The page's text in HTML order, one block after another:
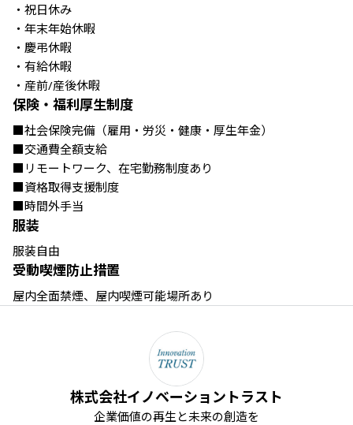
・祝日休み
・年末年始休暇
・慶弔休暇
・有給休暇
・産前/産後休暇
保険・福利厚生制度
■社会保険完備（雇用・労災・健康・厚生年金）
■交通費全額支給
■リモートワーク、在宅勤務制度あり
■資格取得支援制度
■時間外手当
服装
服装自由
受動喫煙防止措置
屋内全面禁煙、屋内喫煙可能場所あり
株式会社イノベーショントラスト
企業価値の再生と未来の創造を